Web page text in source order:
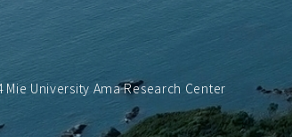
Mie University Ama Research Center